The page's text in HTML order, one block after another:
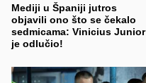
Mediji u Španiji jutros
objavili ono što se čekalo
sedmicama: Vinicius Junior
je odlučio!